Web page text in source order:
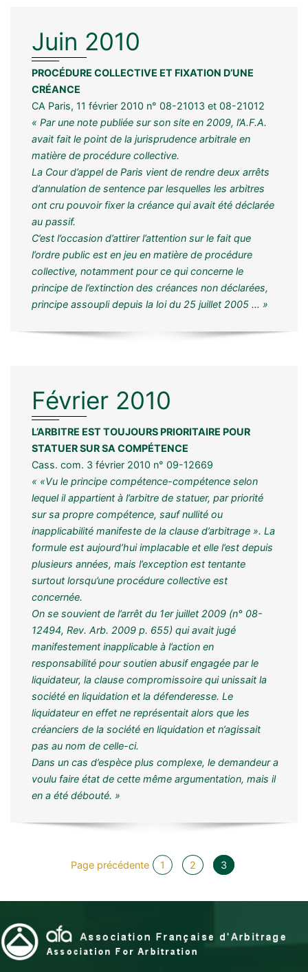
Juin 2010
PROCÉDURE COLLECTIVE ET FIXATION D’UNE
CRÉANCE
CA Paris, 11 février 2010 n° 08-21013 et 08-21012
« Par une note publiée sur son site en 2009, l’A.F.A.
avait fait le point de la jurisprudence arbitrale en
matière de procédure collective.
La Cour d’appel de Paris vient de rendre deux arrêts
d’annulation de sentence par lesquelles les arbitres
ont cru pouvoir fixer la créance qui avait été déclarée
au passif.
C’est l’occasion d’attirer l’attention sur le fait que
l’ordre public est en jeu en matière de procédure
collective, notamment pour ce qui concerne le
principe de l’extinction des créances non déclarées,
principe assoupli depuis la loi du 25 juillet 2005 … »
Février 2010
L’ARBITRE EST TOUJOURS PRIORITAIRE POUR
STATUER SUR SA COMPÉTENCE
Cass. com. 3 février 2010 n° 09-12669
« «Vu le principe compétence-compétence selon
lequel il appartient à l’arbitre de statuer, par priorité
sur sa propre compétence, sauf nullité ou
inapplicabilité manifeste de la clause d’arbitrage ». La
formule est aujourd’hui implacable et elle l’est depuis
plusieurs années, mais l’exception est tentante
surtout lorsqu’une procédure collective est
concernée.
On se souvient de l’arrêt du 1er juillet 2009 (n° 08-
12494, Rev. Arb. 2009 p. 655) qui avait jugé
manifestement inapplicable à l’action en
responsabilité pour soutien abusif engagée par le
liquidateur, la clause compromissoire qui unissait la
société en liquidation et la défenderesse. Le
liquidateur en effet ne représentait alors que les
créanciers de la société en liquidation et n’agissait
pas au nom de celle-ci.
Dans un cas d’espèce plus complexe, le demandeur a
voulu faire état de cette même argumentation, mais il
en a été débouté. »
Page précédente 1 2 3